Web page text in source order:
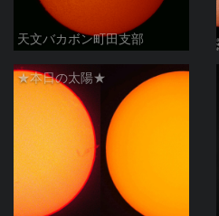
天文バカボン町田支部
★本日の太陽★